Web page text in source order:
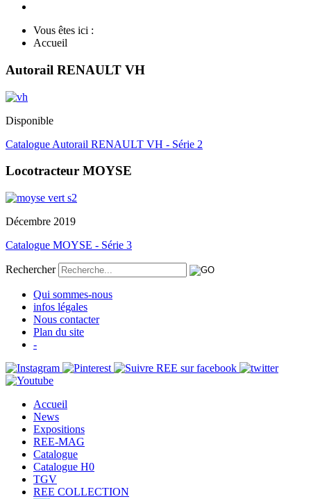
Vous êtes ici :
Accueil
Autorail RENAULT VH
Disponible
Catalogue Autorail RENAULT VH - Série 2
Locotracteur MOYSE
Décembre 2019
Catalogue MOYSE - Série 3
Rechercher
Qui sommes-nous
infos légales
Nous contacter
Plan du site
-
Accueil
News
Expositions
REE-MAG
Catalogue
Catalogue H0
TGV
REE COLLECTION